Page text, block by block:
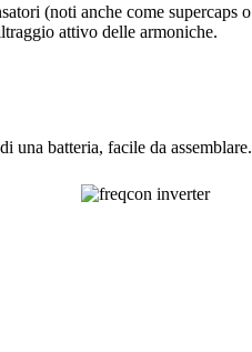
(noti anche come supercaps o
attivo delle armoniche.
una batteria, facile da assemblare.